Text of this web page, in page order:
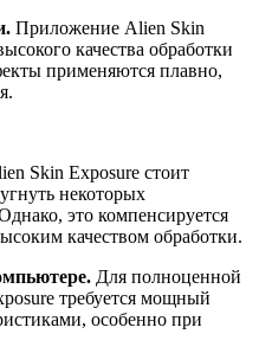
Приложение Alien Skin
качества обработки
применяются плавно,
Skin Exposure стоит
некоторых
это компенсируется
качеством обработки.
Для полноценной
требуется мощный
особенно при